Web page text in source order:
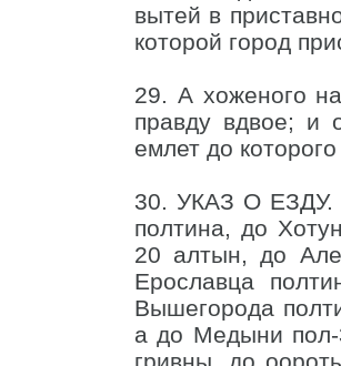
вытей в
которой город
29. А хоженого
правду вдвое; и
емлет до
30. УКАЗ О ЕЗДУ.
полтина, до
20 алтын, до
Ерославца
Вышегорода
а до Медыни пол-